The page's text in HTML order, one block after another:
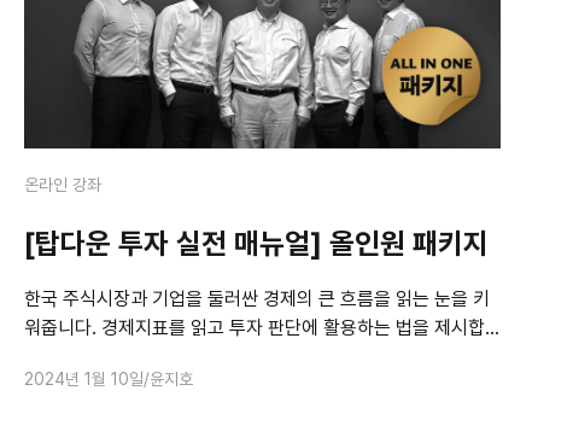
온라인 강좌
[탑다운 투자 실전 매뉴얼] 올인원 패키지
한국 주식시장과 기업을 둘러싼 경제의 큰 흐름을 읽는 눈을 키
워줍니다. 경제지표를 읽고 투자 판단에 활용하는 법을 제시합
이없는 손실’은 피할 수 있습니다. 가치투자자라고 해서 매크로
2024년 1월 10일 윤지호